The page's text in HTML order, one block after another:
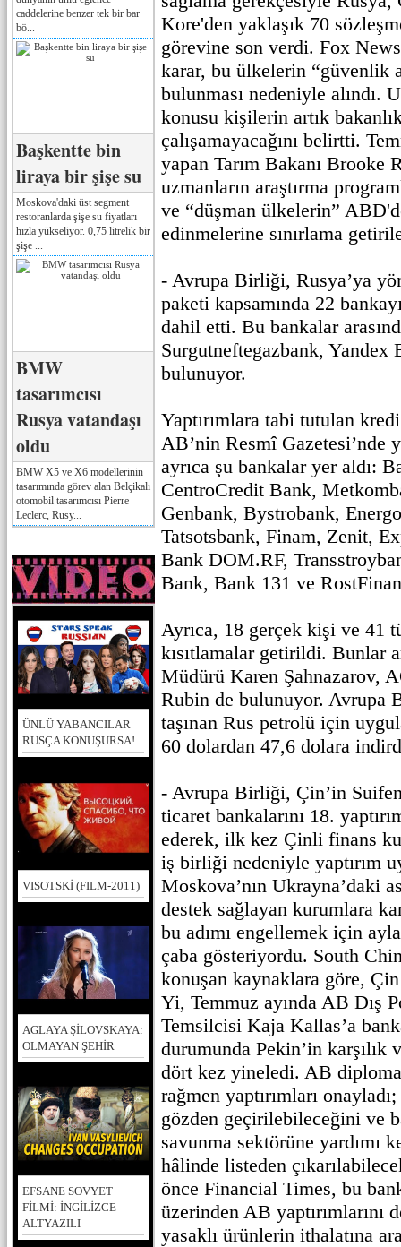
caddelerine benzer tek bir bar
bö...
Başkentte bin
liraya bir şişe su
Moskova'daki üst segment
restoranlarda şişe su fiyatları
hızla yükseliyor. 0,75 litrelik bir
şişe ...
BMW
tasarımcısı
Rusya vatandaşı
oldu
BMW X5 ve X6 modellerinin
tasarımında görev alan Belçikalı
otomobil tasarımcısı Pierre
Leclerc, Rusy...
ÜNLÜ YABANCILAR
RUSÇA KONUŞURSA!
VISOTSKİ (FILM-2011)
AGLAYA ŞİLOVSKAYA:
OLMAYAN ŞEHİR
EFSANE SOVYET
FİLMİ: İNGİLİZCE
ALTYAZILI
Kore'den yaklaşık 70
görevine son verdi. Fox
karar, bu ülkelerin “güvenlik
bulunması nedeniyle alındı.
konusu kişilerin artık
çalışamayacağını belirtti.
yapan Tarım Bakanı Brooke
uzmanların araştırma
ve “düşman ülkelerin”
edinmelerine sınırlama
- Avrupa Birliği, Rusya’ya
paketi kapsamında 22
dahil etti. Bu bankalar
Surgutneftegazbank, Yandex
bulunuyor.
Yaptırımlara tabi tutulan
AB’nin Resmî Gazetesi’nde
ayrıca şu bankalar yer aldı:
CentroCredit Bank,
Genbank, Bystrobank,
Tatsotsbank, Finam, Zenit,
Bank DOM.RF,
Bank, Bank 131 ve
Ayrıca, 18 gerçek kişi ve 41
kısıtlamalar getirildi. Bunlar
Müdürü Karen Şahnazarov,
Rubin de bulunuyor. Avrupa
taşınan Rus petrolü için
60 dolardan 47,6 dolara
- Avrupa Birliği, Çin’in
ticaret bankalarını 18.
ederek, ilk kez Çinli finans
iş birliği nedeniyle yaptırım
Moskova’nın Ukrayna’daki
destek sağlayan kurumlara
bu adımı engellemek için
çaba gösteriyordu. South
konuşan kaynaklara göre,
Yi, Temmuz ayında AB Dış
Temsilcisi Kaja Kallas’a
durumunda Pekin’in karşılık
dört kez yineledi. AB
rağmen yaptırımları
gözden geçirilebileceğini ve
savunma sektörüne yardımı
hâlinde listeden
önce Financial Times, bu
üzerinden AB yaptırımlarını
yasaklı ürünlerin ithalatına